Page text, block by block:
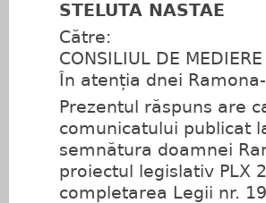
STELUTA NASTAE
Către:
CONSILIUL DE MEDIERE
În atenția dnei
Prezentul răspuns are
comunicatului publicat
semnătura doamnei
proiectul legislativ PLX
completarea Legii nr.